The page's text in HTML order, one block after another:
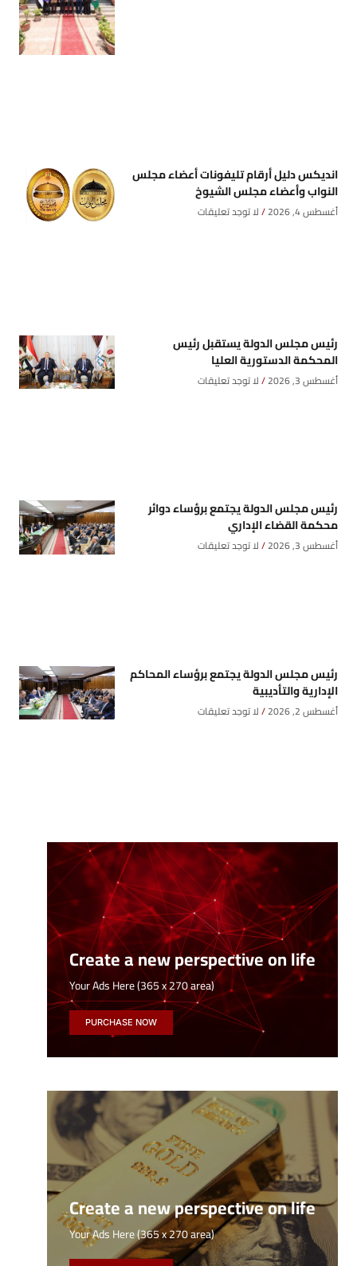
انديكس دليل أرقام تليفونات أعضاء مجلس
النواب وأعضاء مجلس الشيوخ
أغسطس 4, 2026 لا توجد تعليقات
رئيس مجلس الدولة يستقبل رئيس
المحكمة الدستورية العليا
أغسطس 3, 2026 لا توجد تعليقات
رئيس مجلس الدولة يجتمع برؤساء دوائر
محكمة القضاء الإداري
أغسطس 3, 2026 لا توجد تعليقات
رئيس مجلس الدولة يجتمع برؤساء المحاكم
الإدارية والتأديبية
أغسطس 2, 2026 لا توجد تعليقات
Create a new perspective on life
Your Ads Here (365 x 270 area)
PURCHASE NOW
Create a new perspective on life
Your Ads Here (365 x 270 area)